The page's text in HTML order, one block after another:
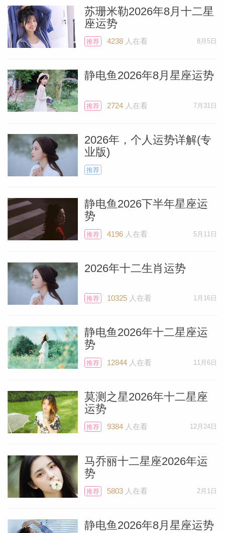
个人资
体健康有好处。为什么我说要等到二月份再
行动呢？
月19日开始一直持续到1月29日，金星的小
伙伴水星也想加入行列。他也会从1月14日
逆行到2月3日。
当行星在逆行的时候，你的思维不在线，做
的决策也不会如预期所想。这对每个人都是
同样的。这就是我想让你把重要决策放到2
月3号之后的原因。
水星会在水瓶座逆行，这个星座掌管着所有
并下载了最新的防毒软件。我倾向于这个月
不要购买任何电子产品，在2月3号后面几
天之后就安全了。
金星掌管爱，感情，奢侈品和愉悦——这个
星星也掌管着利润，尤其是与女性相关的产
品和服务的盈利。所以一月份不适合发行任
布会、社交媒体上的营销等。金星逆行时，
不要注射肉毒杆菌或填充物，也不要对容貌
做大的改变，比如从长头发变为很短的头发
始蓄胡子或突然刮掉胡子——下个月开始可
以想做什么就做什么，因为金星将在1月29
日恢复顺行。
如果你是单身，希望找到真诚长久的爱，请
苏珊米勒2026年8月十二星
座运势
推荐 4238人在看 8月5日
静电鱼2026年8月星座运势
推荐 2724人在看 7月31日
2026年，个人运势详解(专
业版)
推荐
静电鱼2026下半年星座运
势
推荐 4196人在看 5月11日
2026年十二生肖运势
推荐 10325人在看 1月16日
静电鱼2026年十二星座运
势
推荐 12844人在看 11月6日
莫测之星2026年十二星座
运势
推荐 9384人在看 12月24日
马乔丽十二星座2026年运
势
推荐 5803人在看 2月1日
静电鱼2026年8月星座运势